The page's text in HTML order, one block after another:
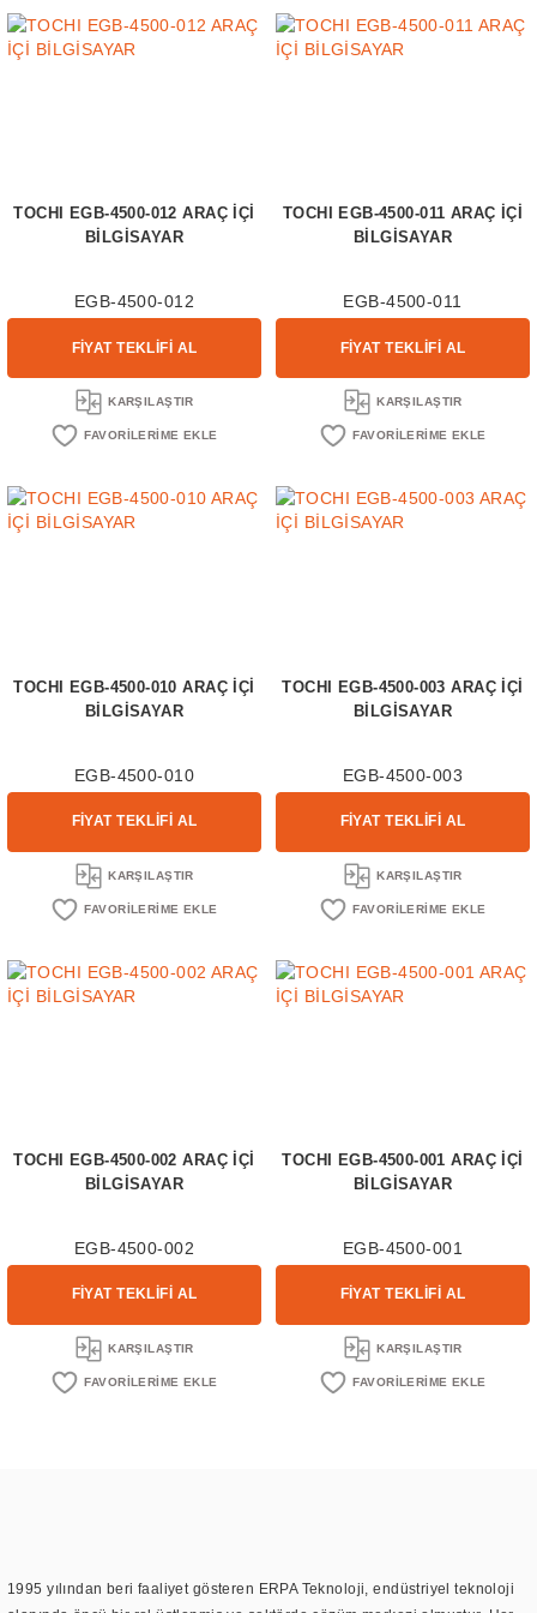
TOCHI EGB-4500-012 ARAÇ İÇİ
BİLGİSAYAR
EGB-4500-012
FİYAT TEKLİFİ AL
KARŞILAŞTIR
TOCHI EGB-4500-011 ARAÇ İÇİ
BİLGİSAYAR
EGB-4500-011
FİYAT TEKLİFİ AL
KARŞILAŞTIR
TOCHI EGB-4500-010 ARAÇ İÇİ
BİLGİSAYAR
EGB-4500-010
FİYAT TEKLİFİ AL
KARŞILAŞTIR
TOCHI EGB-4500-003 ARAÇ İÇİ
BİLGİSAYAR
EGB-4500-003
FİYAT TEKLİFİ AL
KARŞILAŞTIR
TOCHI EGB-4500-002 ARAÇ İÇİ
BİLGİSAYAR
EGB-4500-002
FİYAT TEKLİFİ AL
KARŞILAŞTIR
TOCHI EGB-4500-001 ARAÇ İÇİ
BİLGİSAYAR
EGB-4500-001
FİYAT TEKLİFİ AL
KARŞILAŞTIR
1995 yılından beri faaliyet gösteren ERPA Teknoloji, endüstriyel teknoloji